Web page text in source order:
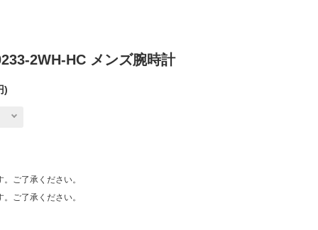
2WH-HC メンズ腕時計
)
ご了承ください。
ご了承ください。